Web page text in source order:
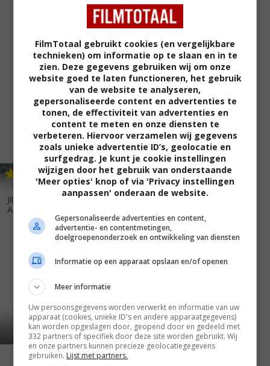
Jitsuroku rengô sekigun:
Asama sansô e n...
FilmTotaal gebruikt cookies (en vergelijkbare
technieken) om informatie op te slaan en in te
zien. Deze gegevens gebruiken wij om onze
website goed te laten functioneren, het gebruik
van de website te analyseren,
gepersonaliseerde content en advertenties te
tonen, de effectiviteit van advertenties en
content te meten en onze diensten te
verbeteren. Hiervoor verzamelen wij gegevens
zoals unieke advertentie ID’s, geolocatie en
surfgedrag. Je kunt je cookie instellingen
wijzigen door het gebruik van onderstaande
'Meer opties' knop of via 'Privacy instellingen
aanpassen' onderaan de website.
Gepersonaliseerde advertenties en content,
advertentie- en contentmetingen,
doelgroepenonderzoek en ontwikkeling van diensten
Informatie op een apparaat opslaan en/of openen
Meer informatie
Uw persoonsgegevens worden verwerkt en informatie van uw
apparaat (cookies, unieke ID's en andere apparaatgegevens)
kan worden opgeslagen door, geopend door en gedeeld met
332 partners of specifiek door deze site worden gebruikt. Wij
en onze partners kunnen precieze geolocatiegegevens
gebruiken. Lijst met partners.